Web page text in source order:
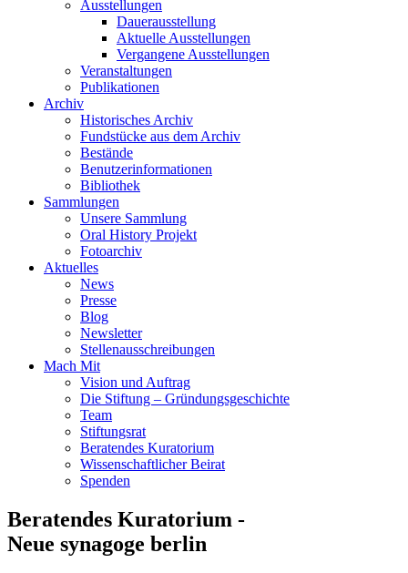
Ausstellungen
Dauerausstellung
Aktuelle Ausstellungen
Vergangene Ausstellungen
Veranstaltungen
Publikationen
Archiv
Historisches Archiv
Fundstücke aus dem Archiv
Bestände
Benutzerinformationen
Bibliothek
Sammlungen
Unsere Sammlung
Oral History Projekt
Fotoarchiv
Aktuelles
News
Presse
Blog
Newsletter
Stellenausschreibungen
Mach Mit
Vision und Auftrag
Die Stiftung – Gründungsgeschichte
Team
Stiftungsrat
Beratendes Kuratorium
Wissenschaftlicher Beirat
Spenden
Beratendes Kuratorium -
Neue synagoge berlin